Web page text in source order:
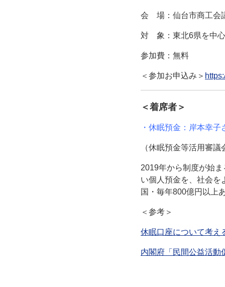
会 場：仙台市商工会
対 象：東北6県を中
参加費：無料
＜参加お申込み＞
＜着席者＞
・休眠預金：岸本幸子
（休眠預金等活用審
2019年から制度が始
い個人預金を、社会を
国・毎年800億円以上
＜参考＞
休眠口座について考え
内閣府「民間公益活動